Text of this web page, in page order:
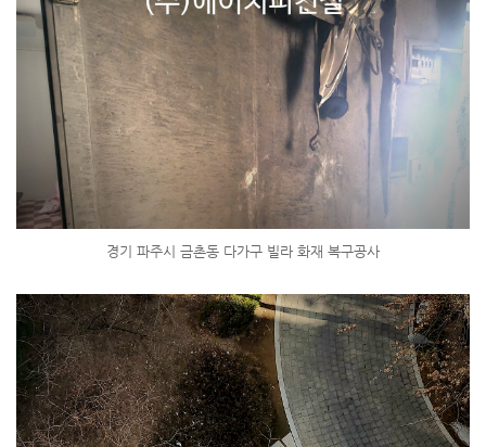
경기 파주시 금촌동 다가구 빌라 화재 복구공사